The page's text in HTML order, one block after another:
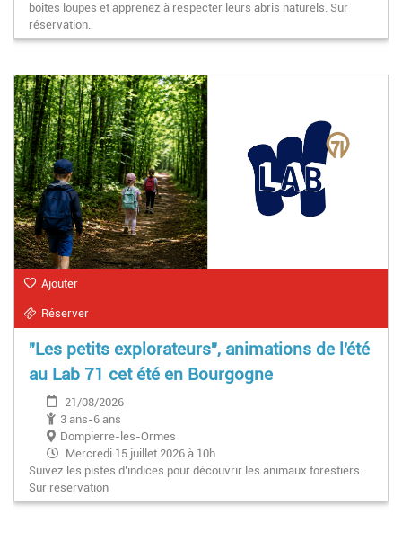
boites loupes et apprenez à respecter leurs abris naturels. Sur
réservation.
Ajouter
Réserver
"Les petits explorateurs", animations de l'été
au Lab 71 cet été en Bourgogne
21/08/2026
3 ans-6 ans
Dompierre-les-Ormes
Mercredi 15 juillet 2026 à 10h
Vendredi 21 août 2026 à 10h
Suivez les pistes d’indices pour découvrir les animaux forestiers.
Sur réservation